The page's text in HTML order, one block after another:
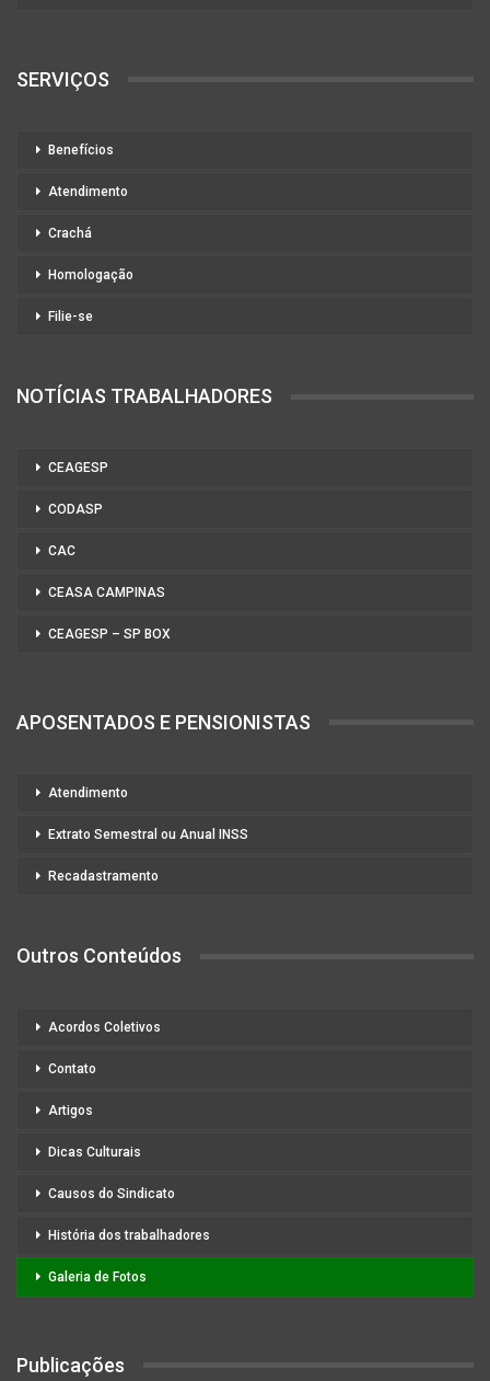
SERVIÇOS
Benefícios
Atendimento
Crachá
Homologação
Filie-se
NOTÍCIAS TRABALHADORES
CEAGESP
CODASP
CAC
CEASA CAMPINAS
CEAGESP – SP BOX
APOSENTADOS E PENSIONISTAS
Atendimento
Extrato Semestral ou Anual INSS
Recadastramento
Outros Conteúdos
Acordos Coletivos
Contato
Artigos
Dicas Culturais
Causos do Sindicato
História dos trabalhadores
Galeria de Fotos
Publicações